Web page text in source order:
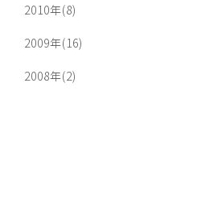
2010年(8)
2009年(16)
2008年(2)